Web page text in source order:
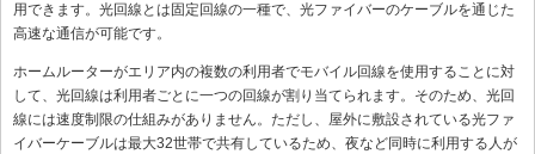
用できます。光回線とは固定回線の一種で、光ファイバーのケーブルを通じた
高速な通信が可能です。
ホームルーターがエリア内の複数の利用者でモバイル回線を使用することに対
して、光回線は利用者ごとに一つの回線が割り当てられます。そのため、光回
線には速度制限の仕組みがありません。ただし、屋外に敷設されている光ファ
イバーケーブルは最大32世帯で共有しているため、夜など同時に利用する人が